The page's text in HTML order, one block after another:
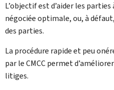
L’objectif est d’aider les
négociée optimale, ou, à
des parties.
La procédure rapide et peu
par le CMCC permet
litiges.